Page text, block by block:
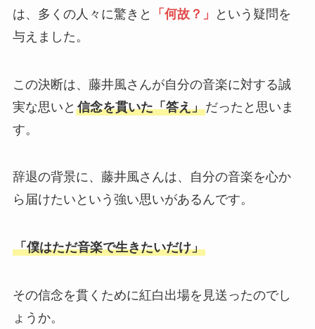
は、多くの人々に驚きと
「何故？」
という疑問を
与えました。
この決断は、藤井風さんが自分の音楽に対する誠
実な思いと 信念を貫いた「答え」だったと思いま
す。
辞退の背景に、藤井風さんは、自分の音楽を心か
ら届けたいという強い思いがあるんです。
「僕はただ音楽で生きたいだけ」
その信念を貫くために紅白出場を見送ったのでし
ょうか。